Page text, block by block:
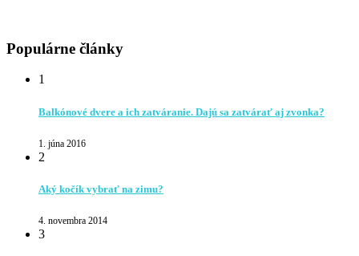
Populárne články
1
Balkónové dvere a ich zatváranie. Dajú sa zatvárať aj zvonka?
1. júna 2016
2
Aký kočík vybrať na zimu?
4. novembra 2014
3